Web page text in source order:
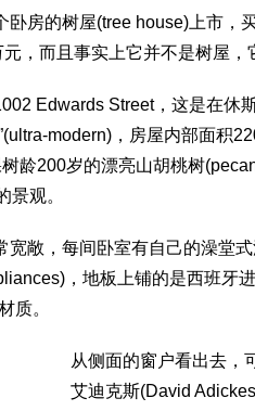
房的树屋(tree house)上市，
，而且事实上它并不是树屋，
Edwards Street，这是在休
modern)，房屋内部面积
龄200岁的漂亮山胡桃树
景观。
宽敞，每间卧室有自己的澡堂
，地板上铺的是西班牙
质。
从侧面的窗户看出去，
艾迪克斯(David